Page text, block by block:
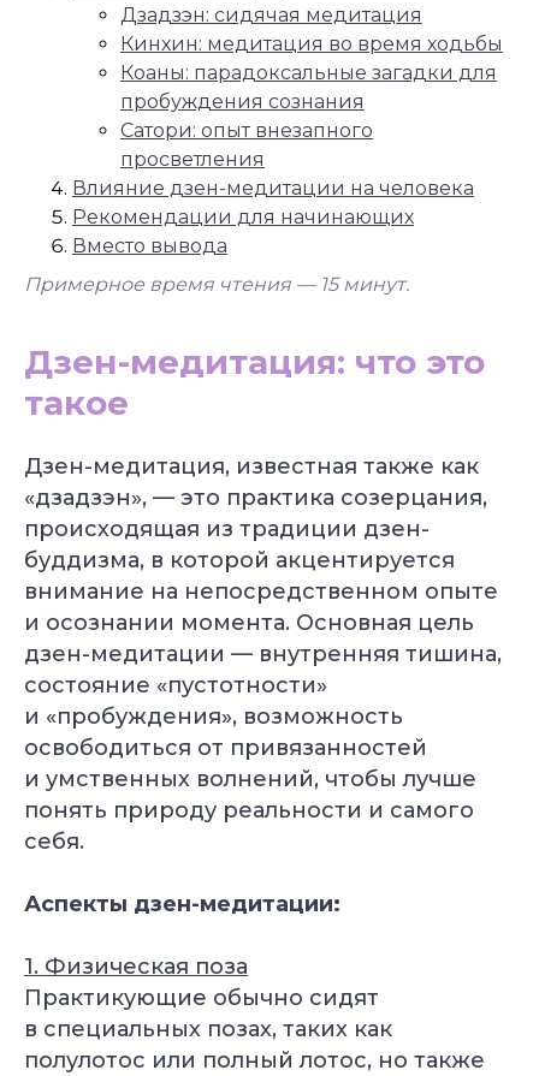
Дзадзэн: сидячая медитация
Кинхин: медитация во время ходьбы
Коаны: парадоксальные загадки для
пробуждения сознания
Сатори: опыт внезапного
просветления
Влияние дзен-медитации на человека
Рекомендации для начинающих
Вместо вывода
Примерное время чтения — 15 минут.
Дзен-медитация: что это
такое
Дзен-медитация, известная также как
«дзадзэн», — это практика созерцания,
происходящая из традиции дзен-
буддизма, в которой акцентируется
внимание на непосредственном опыте
и осознании момента. Основная цель
дзен-медитации — внутренняя тишина,
состояние «пустотности»
и «пробуждения», возможность
освободиться от привязанностей
и умственных волнений, чтобы лучше
понять природу реальности и самого
себя.
Аспекты дзен-медитации:
1. Физическая поза
Практикующие обычно сидят
в специальных позах, таких как
полулотос или полный лотос, но также